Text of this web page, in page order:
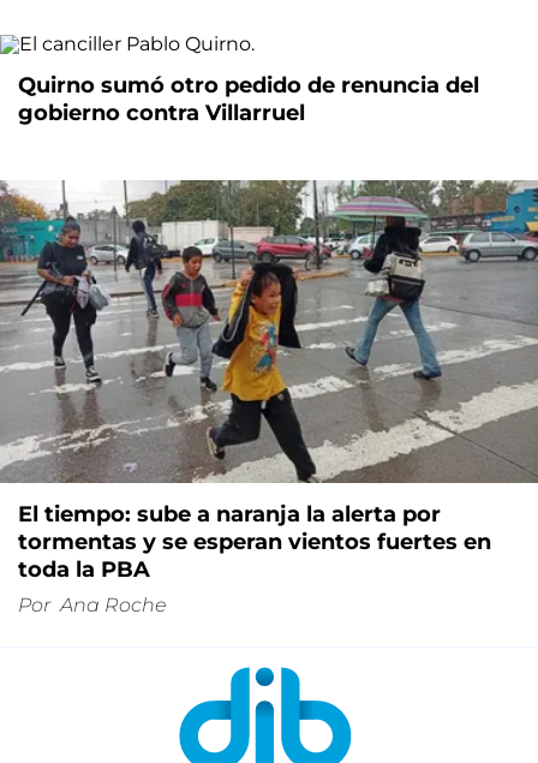
Quirno sumó otro pedido de renuncia del
gobierno contra Villarruel
El tiempo: sube a naranja la alerta por
tormentas y se esperan vientos fuertes en
toda la PBA
Por Ana Roche